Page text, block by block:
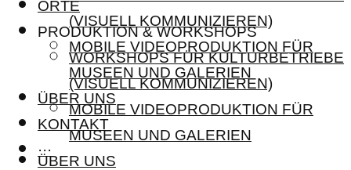
(VISUELL KOMMUNIZIEREN)
MOBILE VIDEOPRODUKTION FÜR
MUSEEN UND GALERIEN
ÜBER UNS
KONTAKT
···
ORTE
PRODUKTION & WORKSHOPS
WORKSHOPS FÜR KULTURBETRIEBE
(VISUELL KOMMUNIZIEREN)
MOBILE VIDEOPRODUKTION FÜR
MUSEEN UND GALERIEN
ÜBER UNS